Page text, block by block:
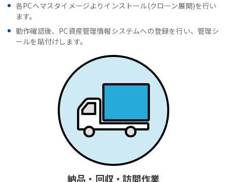
各PCへマスタイメージよりインストール(クローン展開)を行い
ます。
動作確認後、PC資産管理情報システムへの登録を行い、管理シ
ールを貼付けします。
納品・回収・訪問作業